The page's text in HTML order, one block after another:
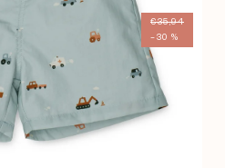
€35,94
–30 %